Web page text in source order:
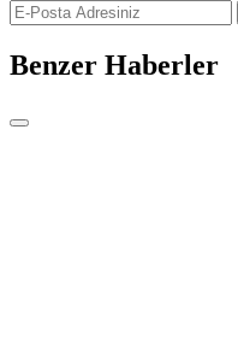
Benzer Haberler